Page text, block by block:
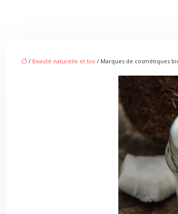
/ Beauté naturelle et bio / Marques de cosmétiques